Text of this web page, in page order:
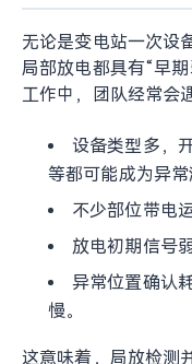
无论是变电站一次设
局部放电都具有“早
工作中，团队经常会
设备类型多，
等都可能成为异常
不少部位带电
放电初期信号
异常位置确认
慢。
这意味着，局放检测